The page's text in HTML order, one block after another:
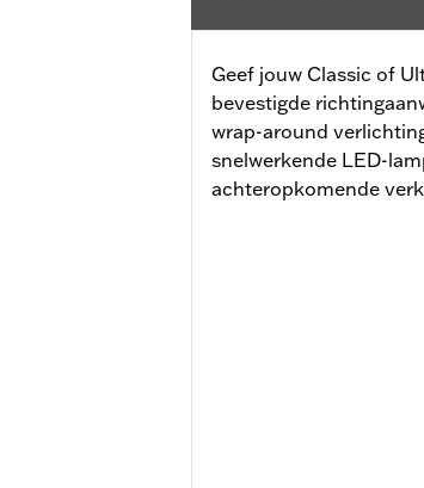
Geef jouw Classic of
bevestigde
wrap-around
snelwerkende LED-
achteropkomende